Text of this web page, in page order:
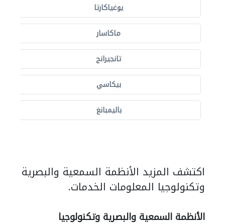
يوغياكارتا
ماكاسار
تانجيرانج
بيكاسي
باليمبانغ
اكتشف المزيد الأنظمة السمعية والبصرية
وتكنولوجيا المعلومات الخدمات.
الأنظمة السمعية والبصرية وتكنولوجيا